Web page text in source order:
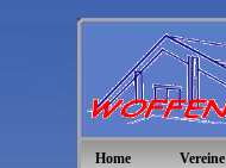
Home Vereine